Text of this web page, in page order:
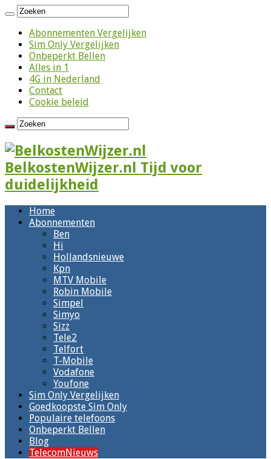
Abonnementen Vergelijken
Sim Only Vergelijken
Onbeperkt Bellen
Alles in 1
4G in Nederland
Contact
Cookie beleid
BelkostenWijzer.nl Tijd voor
duidelijkheid
Home
Abonnementen
Ben
Hi
Hollandsnieuwe
Kpn
MTV Mobile
Robin Mobile
Simpel
Simyo
Sizz
Tele2
Telfort
T-Mobile
Vodafone
Youfone
Sim Only Vergelijken
Goedkoopste Sim Only
Populaire telefoons
Onbeperkt Bellen
Blog
TelecomNieuws